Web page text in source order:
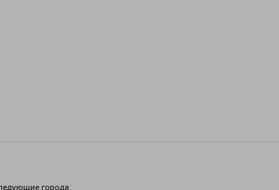
города: